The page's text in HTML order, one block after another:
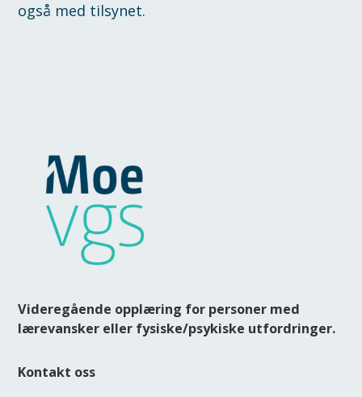
også med tilsynet.
Videregående opplæring for personer med
lærevansker eller fysiske/psykiske utfordringer.
Kontakt oss